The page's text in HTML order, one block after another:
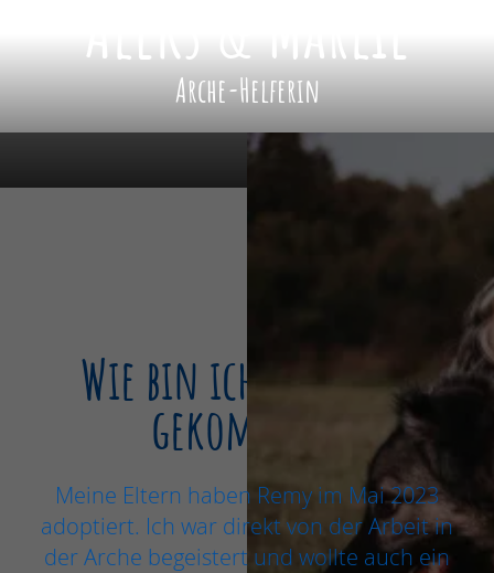
Aleks & Marlie
Arche-Helferin
Wie bin ich zur Arche
gekommen?
Meine Eltern haben Remy im Mai 2023
adoptiert. Ich war direkt von der Arbeit in
der Arche begeistert und wollte auch ein